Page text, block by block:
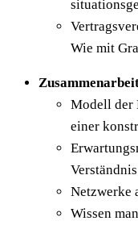
Wie mit
Modell der
einer
Netzwerke
Wissen